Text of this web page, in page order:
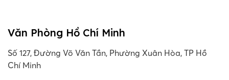
Văn Phòng Hồ Chí Minh
Số 127, Đường Võ Văn Tần, Phường Xuân Hòa, TP Hồ
Chí Minh